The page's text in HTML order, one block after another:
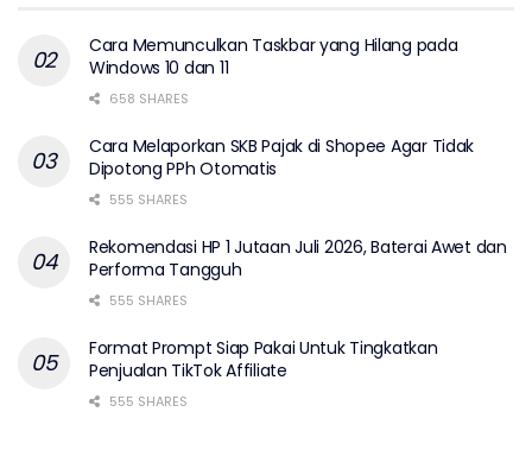
Cara Memunculkan Taskbar yang Hilang pada
Windows 10 dan 11
658 SHARES
Cara Melaporkan SKB Pajak di Shopee Agar Tidak
Dipotong PPh Otomatis
555 SHARES
Rekomendasi HP 1 Jutaan Juli 2026, Baterai Awet dan
Performa Tangguh
555 SHARES
Format Prompt Siap Pakai Untuk Tingkatkan
Penjualan TikTok Affiliate
555 SHARES